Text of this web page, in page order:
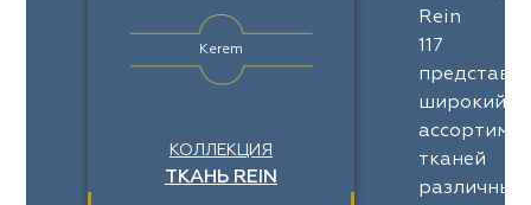
Kerem
КОЛЛЕКЦИЯ
ТКАНЬ REIN
Rein
117
широкий
тканей
различных